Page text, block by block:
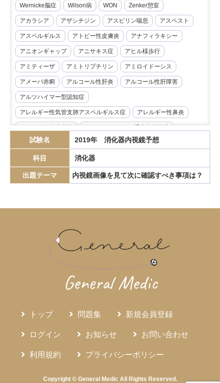
Wernicke脳症 Wilson病 WON Zenker憩室
アカラシア アザシチジン アスピリン喘息 アスベスト
アスペルギルス アトピー性皮膚炎 アナフィラキシー
アニオンギャップ アニサキス症 アヒル様歩行
アミティーザ アミトリプチリン アミロイドーシス
アメーバ赤痢 アルコール性肝炎 アルコール性肝障害
アルツハイマー型認知症
アレルギー性気管支肺アスペルギルス症 アレルギー性鼻炎
イマチニブ インスリノーマ インピーダンス試験
インフリキシマブ エクリズマブ
エピペン エリスロポエチン エルシニア腸炎
カンジダ血症
がん疼痛 がん統計 がん薬物療法
ギランバレー症候群 クッシング病
クラミジア グラム染色
クローン病 クロピドグレル コールドポリペクトミー
サルモネラ シェーグレン症候群 シクロスポリン
試験名 2019年 消化器内視鏡予想
科目 消化器
出題テーマ 内視鏡画像を見て次に確認すべき事項は？
General Medic
トップ 問題集 新規会員登録
ログイン お知らせ お問い合わせ
利用規約 プライバシーポリシー
Copyright © General Medic All Rights Reserved.